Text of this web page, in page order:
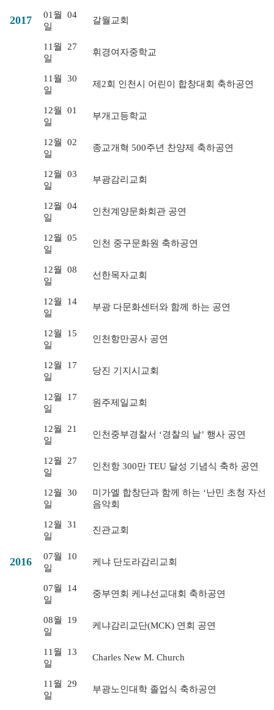
2017 01월
04
일
갈월교회
11월
27
일
휘경여자중학교
11월
30
일
제2회 인천시 어린이 합창대회 축하공연
12월
01
일
부개고등학교
12월
02
일
종교개혁 500주년 찬양제 축하공연
12월
03
일
부광감리교회
12월
04
일
인천계양문화회관 공연
12월
05
일
인천 중구문화원 축하공연
12월
08
일
선한목자교회
12월
14
일
부광 다문화센터와 함께 하는 공연
12월
15
일
인천항만공사 공연
12월
17
일
당진 기지시교회
12월
17
일
원주제일교회
12월
21
일
인천중부경찰서 ‘경찰의 날’ 행사 공연
12월
27
일
인천항 300만 TEU 달성 기념식 축하 공연
12월
30
일
미가엘 합창단과 함께 하는 ‘난민 초청 자선
음악회
12월
31
일
진관교회
2016 07월
10
일
케냐 단도라감리교회
07월
14
일
중부연회 케냐선교대회 축하공연
08월
19
일
케냐감리교단(MCK) 연회 공연
11월
13
일
Charles New M. Church
11월
29
일
부광노인대학 졸업식 축하공연